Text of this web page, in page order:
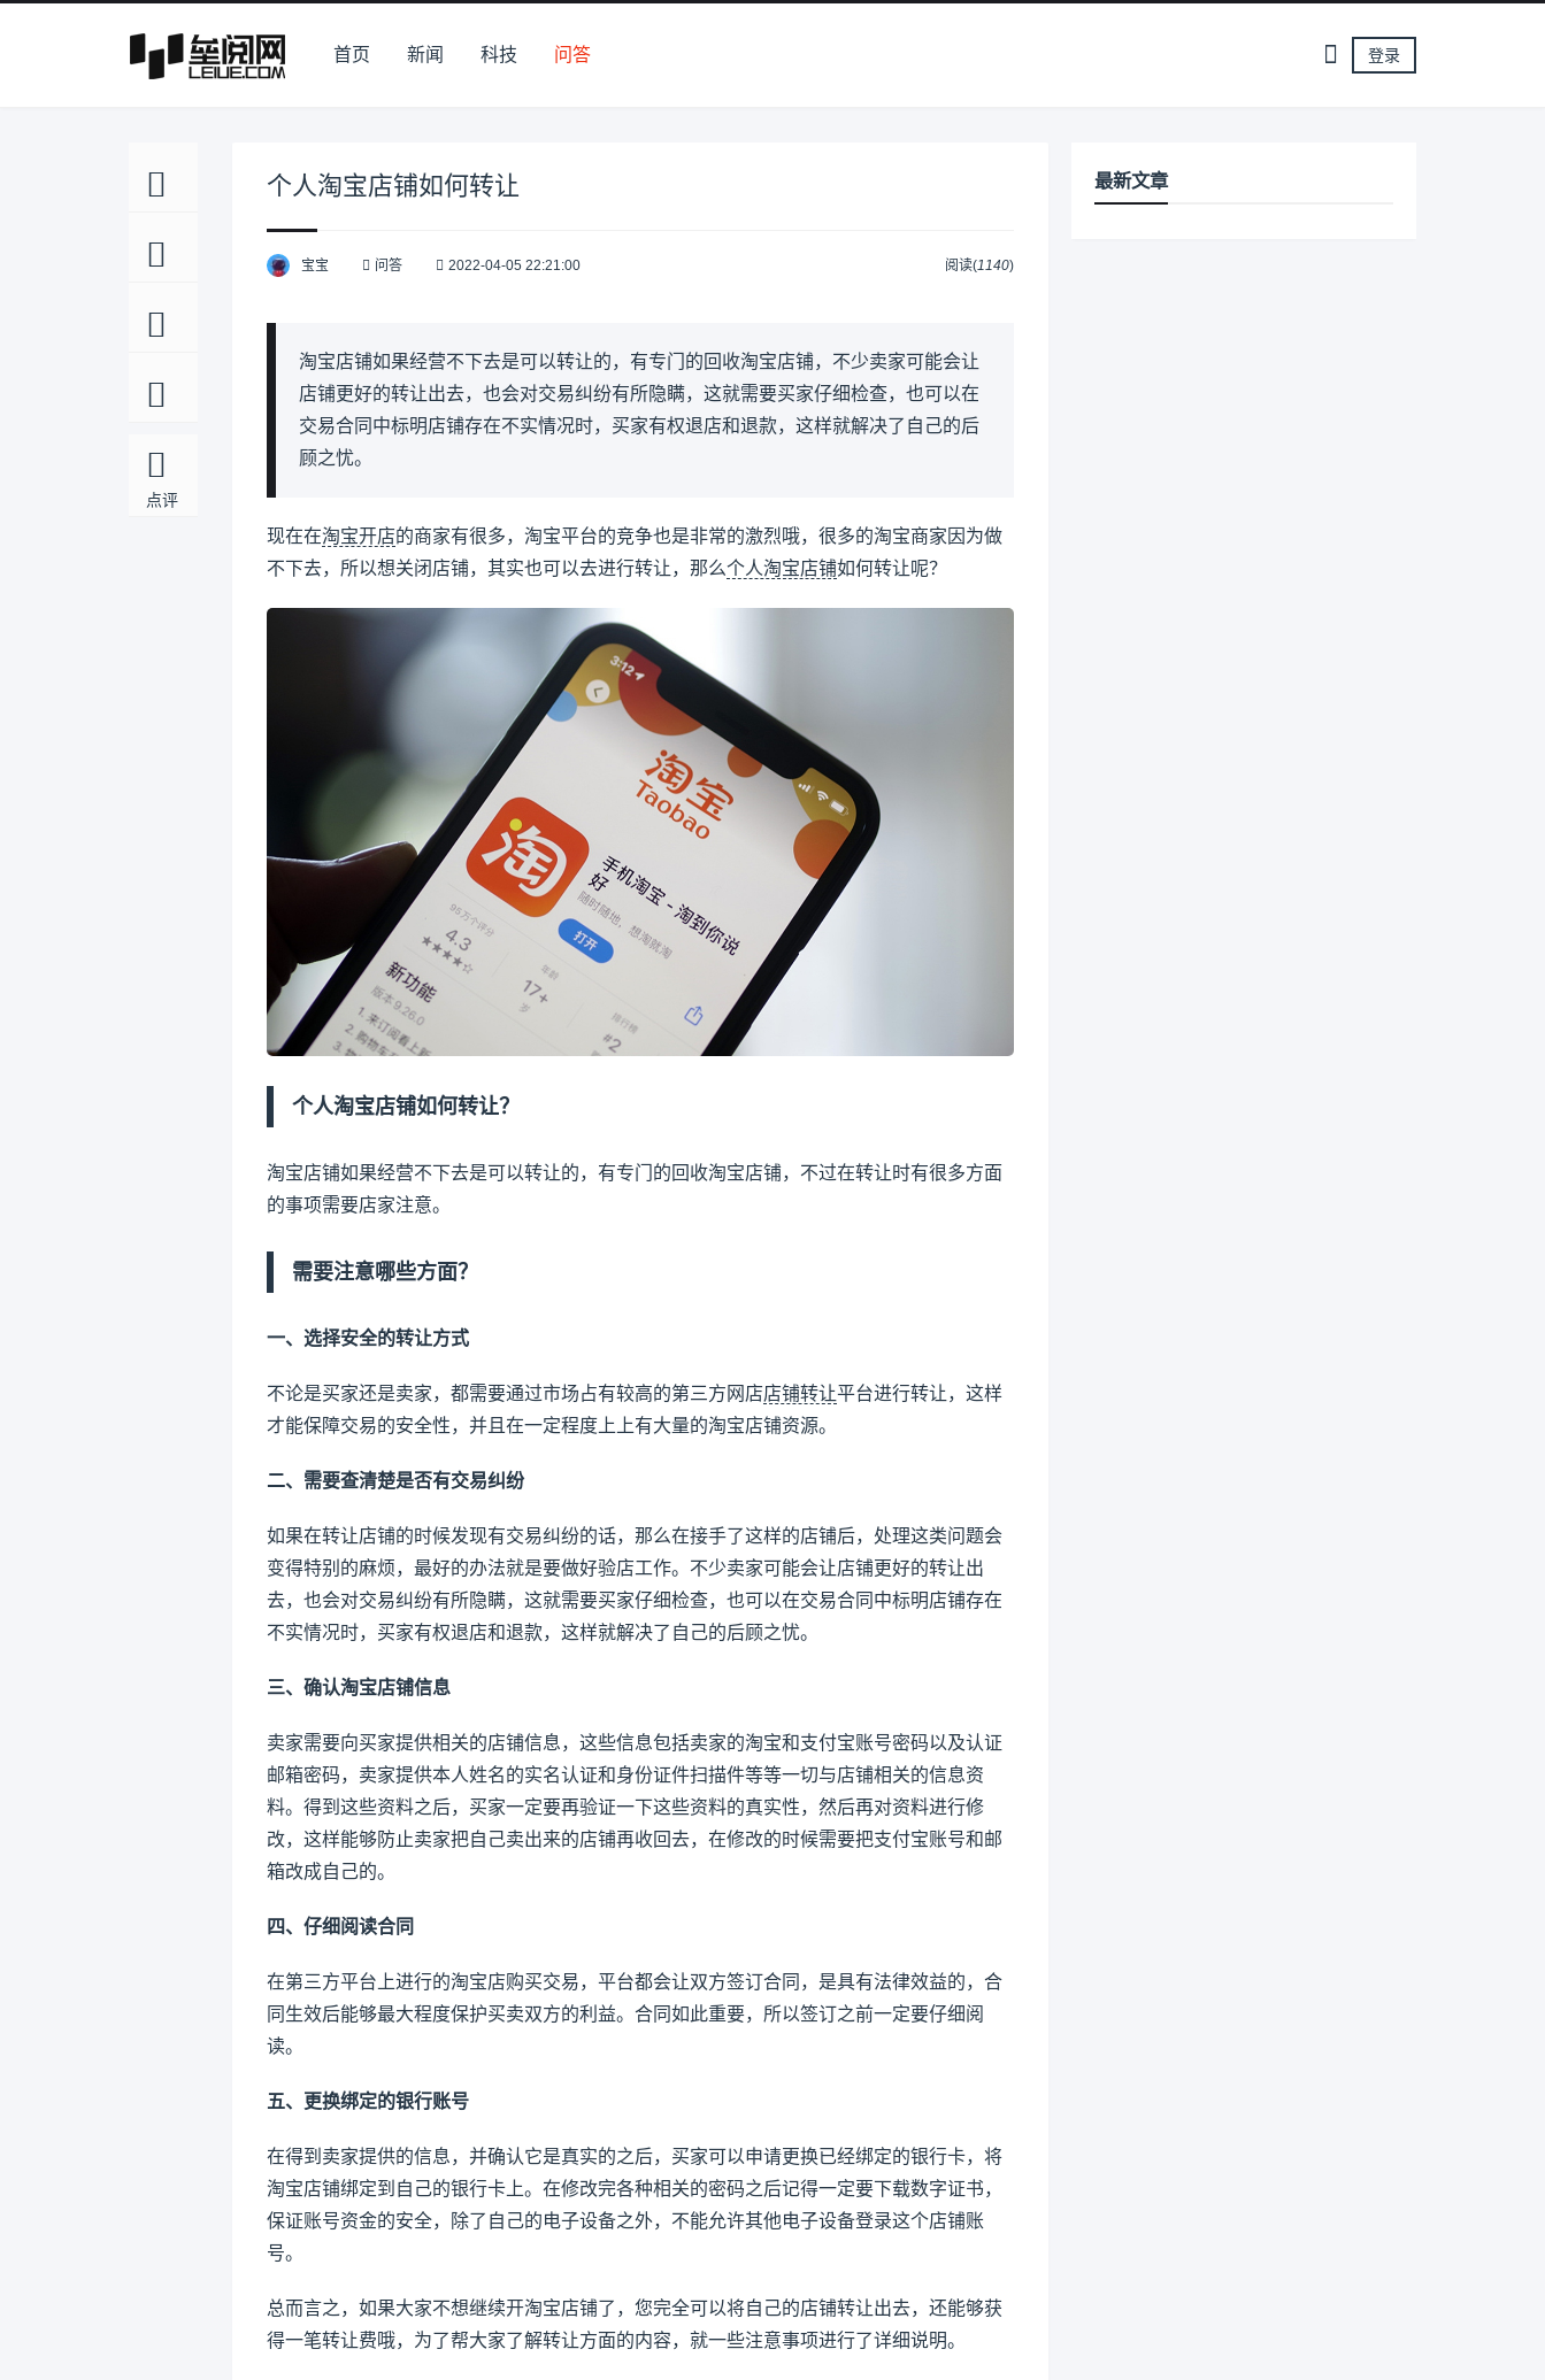
首页 新闻 科技 问答 登录
点评
个人淘宝店铺如何转让
宝宝 问答 2022-04-05 22:21:00 阅读(1140)
淘宝店铺如果经营不下去是可以转让的，有专门的回收淘宝店铺，不少卖家可能会让
店铺更好的转让出去，也会对交易纠纷有所隐瞒，这就需要买家仔细检查，也可以在
交易合同中标明店铺存在不实情况时，买家有权退店和退款，这样就解决了自己的后
顾之忧。
现在在淘宝开店的商家有很多，淘宝平台的竞争也是非常的激烈哦，很多的淘宝商家因为做
不下去，所以想关闭店铺，其实也可以去进行转让，那么个人淘宝店铺如何转让呢？
个人淘宝店铺如何转让？
淘宝店铺如果经营不下去是可以转让的，有专门的回收淘宝店铺，不过在转让时有很多方面
的事项需要店家注意。
需要注意哪些方面？
一、选择安全的转让方式
不论是买家还是卖家，都需要通过市场占有较高的第三方网店店铺转让平台进行转让，这样
才能保障交易的安全性，并且在一定程度上上有大量的淘宝店铺资源。
二、需要查清楚是否有交易纠纷
如果在转让店铺的时候发现有交易纠纷的话，那么在接手了这样的店铺后，处理这类问题会
变得特别的麻烦，最好的办法就是要做好验店工作。不少卖家可能会让店铺更好的转让出
去，也会对交易纠纷有所隐瞒，这就需要买家仔细检查，也可以在交易合同中标明店铺存在
不实情况时，买家有权退店和退款，这样就解决了自己的后顾之忧。
三、确认淘宝店铺信息
卖家需要向买家提供相关的店铺信息，这些信息包括卖家的淘宝和支付宝账号密码以及认证
邮箱密码，卖家提供本人姓名的实名认证和身份证件扫描件等等一切与店铺相关的信息资
料。得到这些资料之后，买家一定要再验证一下这些资料的真实性，然后再对资料进行修
改，这样能够防止卖家把自己卖出来的店铺再收回去，在修改的时候需要把支付宝账号和邮
箱改成自己的。
四、仔细阅读合同
在第三方平台上进行的淘宝店购买交易，平台都会让双方签订合同，是具有法律效益的，合
同生效后能够最大程度保护买卖双方的利益。合同如此重要，所以签订之前一定要仔细阅
读。
五、更换绑定的银行账号
在得到卖家提供的信息，并确认它是真实的之后，买家可以申请更换已经绑定的银行卡，将
淘宝店铺绑定到自己的银行卡上。在修改完各种相关的密码之后记得一定要下载数字证书，
保证账号资金的安全，除了自己的电子设备之外，不能允许其他电子设备登录这个店铺账
号。
总而言之，如果大家不想继续开淘宝店铺了，您完全可以将自己的店铺转让出去，还能够获
得一笔转让费哦，为了帮大家了解转让方面的内容，就一些注意事项进行了详细说明。
最新文章